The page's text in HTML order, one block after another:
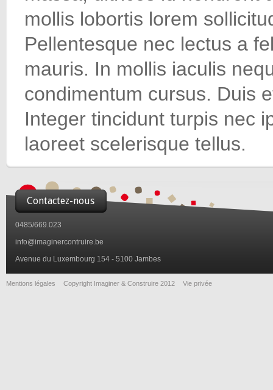
mollis lobortis lorem
Pellentesque nec lectus a
mauris. In mollis iaculis
condimentum cursus. Duis
Integer tincidunt turpis nec
laoreet scelerisque tellus.
Contactez-nous
0485/669.023
info@imaginercontruire.be
Avenue du Luxembourg 154 - 5100 Jambes
Mentions légales Copyright Imaginer & Construire 2012 Vie privée